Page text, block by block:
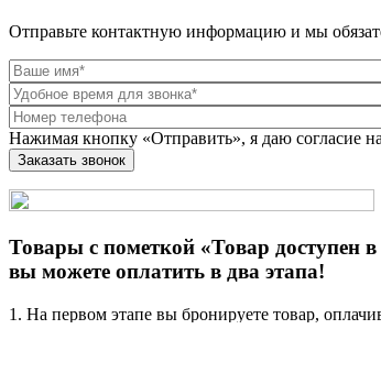
Отправьте контактную информацию и мы
Нажимая кнопку «Отправить», я даю согласие на
Товары с пометкой «Товар доступен в
вы можете оплатить в два этапа!
1. На первом этапе вы бронируете товар,